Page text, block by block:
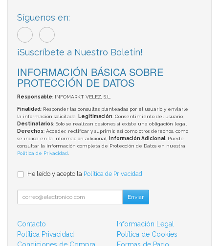
Síguenos en:
¡Suscríbete a Nuestro Boletín!
INFORMACIÓN BÁSICA SOBRE
PROTECCIÓN DE DATOS
Responsable: INFOMARKT VELEZ, S.L.
Finalidad: Responder las consultas planteadas por el usuario y enviarle
la información solicitada; Legitimación: Consentimiento del usuario;
Destinatarios: Solo se realizan cesiones si existe una obligación legal;
Derechos: Acceder, rectificar y suprimir, así como otros derechos, como
se indica en la información adicional;
Información Adicional: Puede
consultar la información completa de Protección de Datos en nuestra
Política de Privacidad
He leído y acepto la Política de Privacidad
Enviar
Contacto
Información Legal
Política Privacidad
Política de Cookies
Condiciones de Compra
Formas de Pago